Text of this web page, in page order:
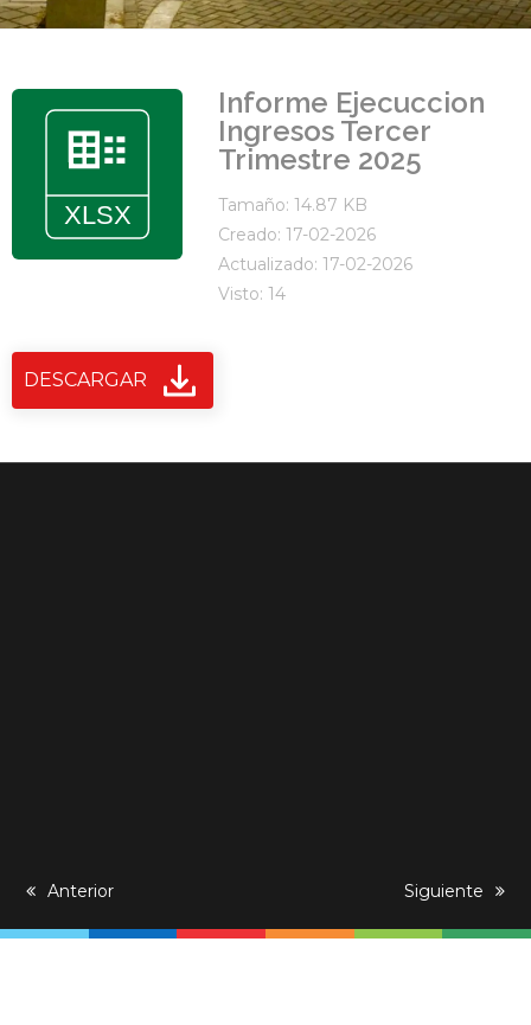
Informe Ejecuccion
Ingresos Tercer
Trimestre 2025
Tamaño: 14.87 KB
Creado: 17-02-2026
Actualizado: 17-02-2026
Visto: 14
DESCARGAR
previous
Anterior
next
Siguiente